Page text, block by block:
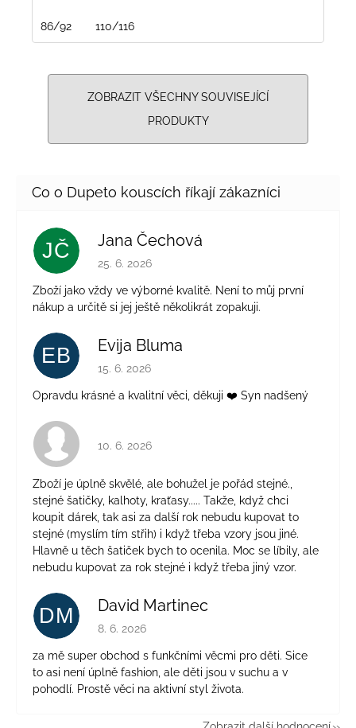
86/92 110/116
ZOBRAZIT VŠECHNY SOUVISEJÍCÍ
PRODUKTY
JČ Jana Čechová
Hodnocení obchodu je 5 z 5 hvězdiček.
25. 6. 2026
Zboží jako vždy ve výborné kvalitě. Není to můj první
nákup a určitě si jej ještě několikrát zopakuji.
EB Evija Bluma
Hodnocení obchodu je 5 z 5 hvězdiček.
15. 6. 2026
Opravdu krásné a kvalitní věci, děkuji ❤️ Syn nadšený
Hodnocení obchodu je 4 z 5 hvězdiček.
10. 6. 2026
Zboží je úplně skvělé, ale bohužel je pořád stejné.,
stejné šatičky, kalhoty, kraťasy..... Takže, když chci
koupit dárek, tak asi za další rok nebudu kupovat to
stejné (myslím tím střih) i když třeba vzory jsou jiné.
Hlavně u těch šatiček bych to ocenila. Moc se líbily, ale
nebudu kupovat za rok stejné i když třeba jiný vzor.
DM David Martinec
Hodnocení obchodu je 5 z 5 hvězdiček.
8. 6. 2026
za mě super obchod s funkčními věcmi pro děti. Sice
to asi není úplně fashion, ale děti jsou v suchu a v
pohodlí. Prostě věci na aktivní styl života.